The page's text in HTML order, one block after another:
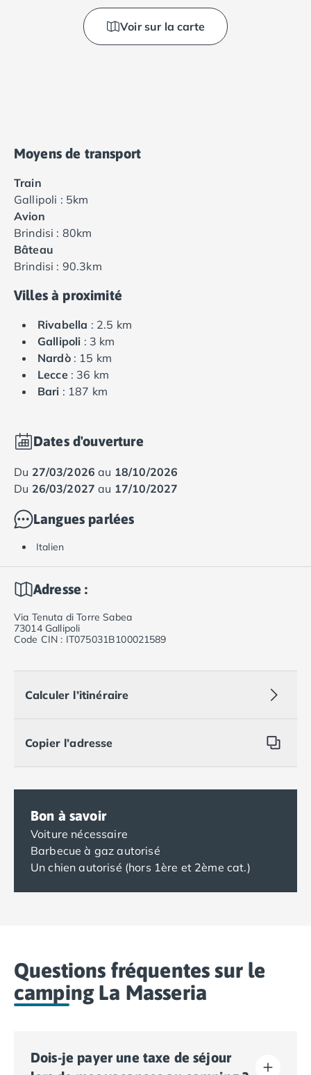
Voir sur la carte
Moyens de transport
Train
Gallipoli : 5km
Avion
Brindisi : 80km
Bâteau
Brindisi : 90.3km
Villes à proximité
Rivabella : 2.5 km
Gallipoli : 3 km
Nardò: 15 km
Lecce: 36 km
Bari : 187 km
Dates d'ouverture
du 27/03/2026 au 18/10/2026
du 26/03/2027 au 17/10/2027
Langues parlées
Italien
Adresse :
Via Tenuta di Torre Sabea
73014 Gallipoli
Code CIN : IT075031B100021589
Calculer l’itinéraire
Copier l’adresse
Bon à savoir
Voiture nécessaire
Barbecue à gaz autorisé
Un chien autorisé (hors 1ère et 2ème cat.)
Questions fréquentes sur le
camping La Masseria
Dois-je payer une taxe de séjour